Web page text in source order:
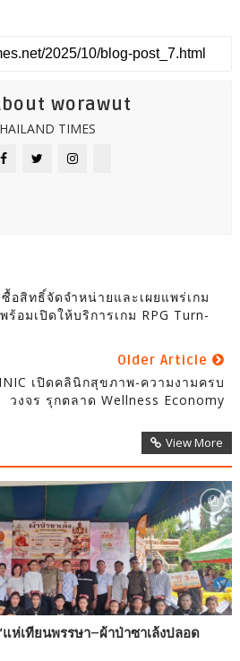
worawut
TIMES
สิทธิ์จัดจำหน่ายและเผยแพร่เกม
ร้อมเปิดให้บริการเกม RPG Turn-
Older Article
เปิดคลินิกสุขภาพ-ความงามครบ
วงจร รุกตลาด Wellness Economy
View More
ห่เทียนพรรษา–ผ้าป่าซาเล้งปลอด